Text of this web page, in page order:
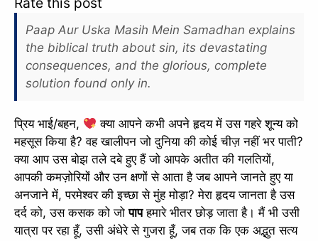
Paap Aur Uska Masih Mein Samadhan explains
the biblical truth about sin, its devastating
consequences, and the glorious, complete
solution found only in.
प्रिय भाई/बहन,
क्या आपने कभी अपने हृदय में उस गहरे शून्य को
महसूस किया है? वह खालीपन जो दुनिया की कोई चीज़ नहीं भर पाती?
क्या आप उस बोझ तले दबे हुए हैं जो आपके अतीत की गलतियों,
आपकी कमज़ोरियों और उन क्षणों से आता है जब आपने जानते हुए या
अनजाने में, परमेश्वर की इच्छा से मुंह मोड़ा? मेरा हृदय जानता है उस
दर्द को, उस कसक को जोपापहमारे भीतर छोड़ जाता है। मैं भी उसी
यात्रा पर रहा हूँ, उसी अंधेरे से गुजरा हूँ, जब तक कि एक अद्भुत सत्य